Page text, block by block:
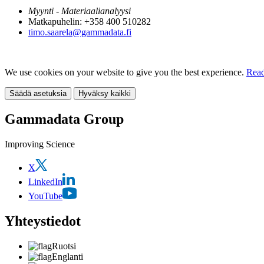
Myynti - Materiaalianalyysi
Matkapuhelin: +358 400 510282
timo.saarela@gammadata.fi
We use cookies on your website to give you the best experience.
Säädä asetuksia Hyväksy kaikki
Gammadata Group
Improving Science
X
LinkedIn
YouTube
Yhteystiedot
Ruotsi
Englanti